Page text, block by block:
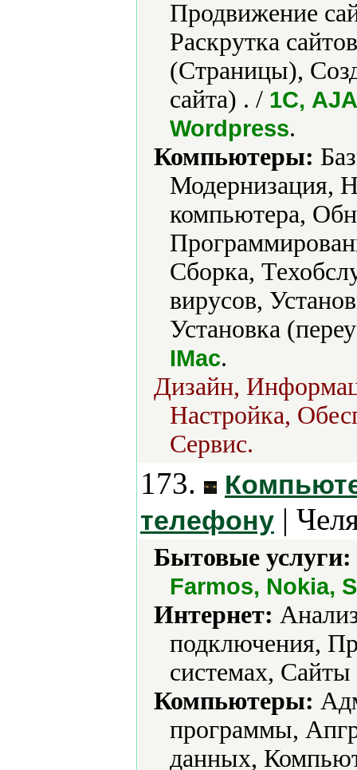
Продвижение
Раскрутка
(Страницы),
сайта) . / 1С,
Wordpress.
Компьютеры:
Модернизация,
компьютера,
Сборка,
вирусов,
Установка
IMac.
Дизайн,
Настройка,
Сервис.
173.
телефону |
Бытовые услуги:
Farmos, Nokia,
Интернет:
подключения,
системах,
Компьютеры:
программы,
данных,